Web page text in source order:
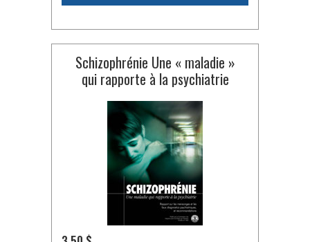
Schizophrénie Une « maladie »
qui rapporte à la psychiatrie